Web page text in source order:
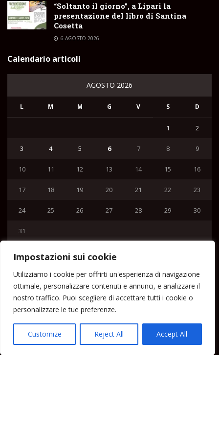
Impostazioni sui cookie
Utilizziamo i cookie per offrirti un'esperienza di navigazione
ottimale, personalizzare contenuti e annunci, e analizzare il
nostro traffico. Puoi scegliere di accettare tutti i cookie o
personalizzare le tue preferenze.
Customize Reject All Accept All
“Soltanto il giorno”, a Lipari la
presentazione del libro di Santina
Cosetta
6 AGOSTO 2026
Calendario articoli
AGOSTO 2026
L M M G V S D
1 2
3 4 5 6 7 8 9
10 11 12 13 14 15 16
17 18 19 20 21 22 23
24 25 26 27 28 29 30
31
Home
Lipari News
Cronaca Lipari
Politica Lipari
Cultura Lipari